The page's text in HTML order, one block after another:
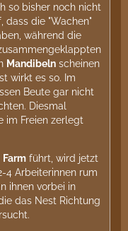
so bisher noch nicht
dass die "Wachen"
während die
Mandibeln scheinen
wirkt es so. Im
Beute gar nicht
Diesmal
im Freien zerlegt
Farm führt, wird jetzt
4 Arbeiterinnen rum
ihnen vorbei in
das Nest Richtung